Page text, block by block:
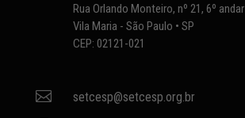
Rua Orlando Monteiro, nº 21, 6º andar
Vila Maria - São Paulo • SP
CEP: 02121-021
 setcesp@setcesp.org.br